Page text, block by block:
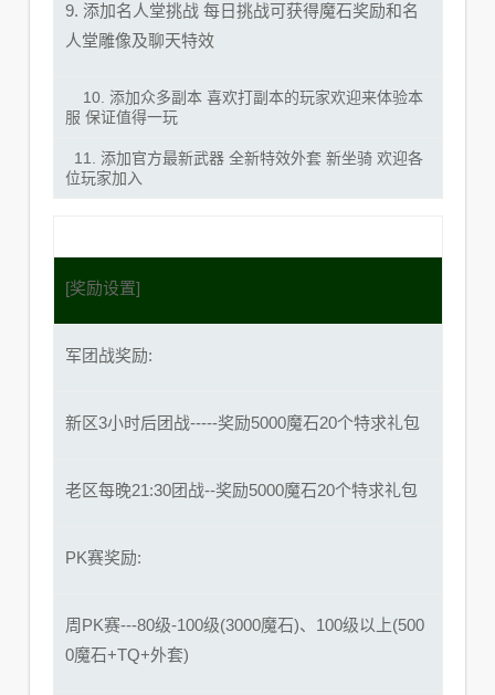
9. 添加名人堂挑战 每日挑战可获得魔石奖励和名
人堂雕像及聊天特效
10. 添加众多副本 喜欢打副本的玩家欢迎来体验本
服 保证值得一玩
11. 添加官方最新武器 全新特效外套 新坐骑 欢迎各
位玩家加入
[奖励设置]
军团战奖励:
新区3小时后团战-----奖励5000魔石20个特求礼包
老区每晚21:30团战--奖励5000魔石20个特求礼包
PK赛奖励:
周PK赛---80级-100级(3000魔石)、100级以上(500
0魔石+TQ+外套)